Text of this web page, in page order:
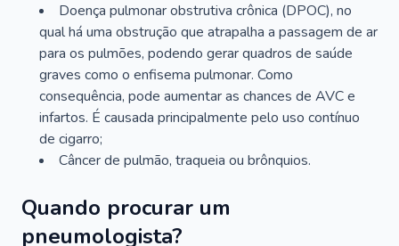
Doença pulmonar obstrutiva crônica (DPOC), no
qual há uma obstrução que atrapalha a passagem de ar
para os pulmões, podendo gerar quadros de saúde
graves como o enfisema pulmonar. Como
consequência, pode aumentar as chances de AVC e
infartos. É causada principalmente pelo uso contínuo
de cigarro;
Câncer de pulmão, traqueia ou brônquios.
Quando procurar um
pneumologista?